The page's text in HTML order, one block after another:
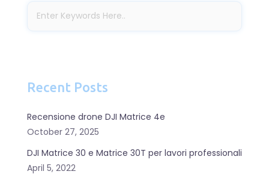
Recent Posts
Recensione drone DJI Matrice 4e
October 27, 2025
DJI Matrice 30 e Matrice 30T per lavori professionali
April 5, 2022